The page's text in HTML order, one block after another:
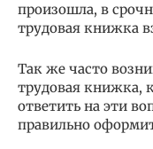
произошла, в
трудовая книжка
Так же часто
трудовая книжка,
ответить на эти
правильно